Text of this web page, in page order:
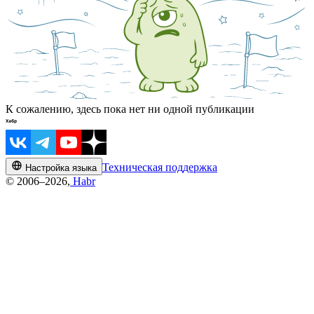
К сожалению, здесь пока нет ни одной публикации
Настройка языка Техническая поддержка
© 2006–2026, Habr